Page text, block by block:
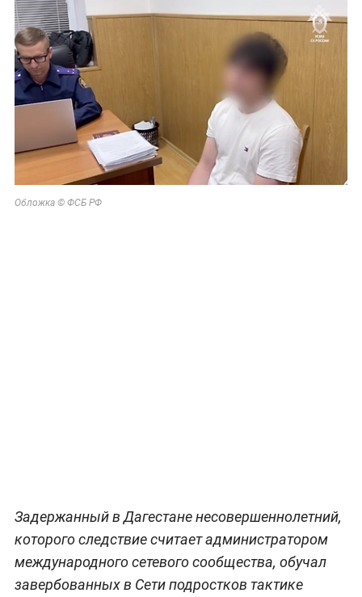
Обложка © ФСБ РФ
Задержанный в Дагестане несовершеннолетний,
которого следствие считает администратором
международного сетевого сообщества, обучал
завербованных в Сети подростков тактике